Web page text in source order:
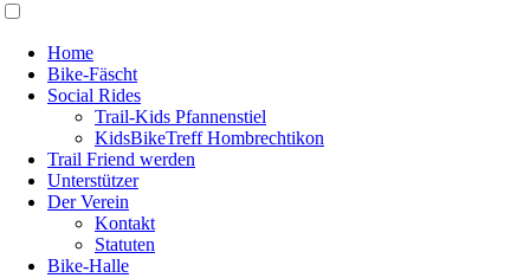
Home
Bike-Fäscht
Social Rides
Trail-Kids Pfannenstiel
KidsBikeTreff Hombrechtikon
Trail Friend werden
Unterstützer
Der Verein
Kontakt
Statuten
Bike-Halle